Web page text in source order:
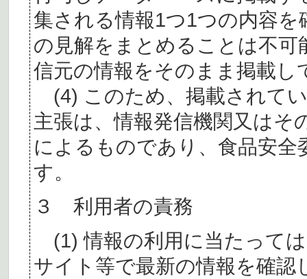
集される情報1つ1つの内容
の見解をまとめることは不
信元の情報をそのまま掲載し
(4) このため、掲載されて
主張は、情報発信機関又はそ
によるものであり、食品安
す。
３ 利用者の責務
(1) 情報の利用に当たって
サイト等で最新の情報を確認